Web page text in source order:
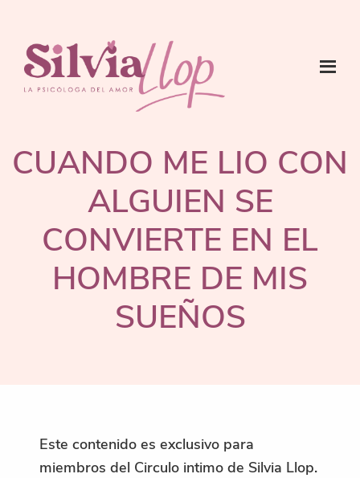
contenido
principal
barra
PSICÓLOGA
DEL
del
Amor
CUANDO ME LIO CON
ALGUIEN SE
CONVIERTE EN EL
HOMBRE DE MIS
SUEÑOS
Este contenido es exclusivo para
miembros del Circulo intimo de Silvia Llop.